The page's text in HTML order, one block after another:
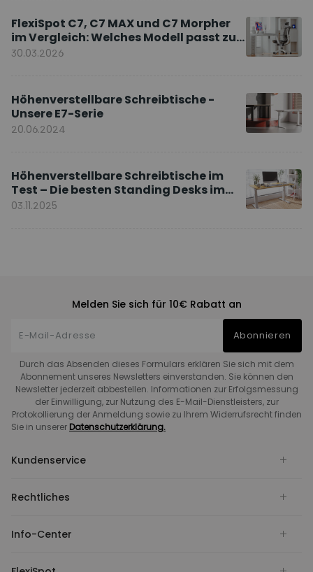
FlexiSpot C7, C7 MAX und C7 Morpher
im Vergleich: Welches Modell passt zu
Ihnen?
30.03.2026
Höhenverstellbare Schreibtische -
Unsere E7-Serie
20.06.2024
Höhenverstellbare Schreibtische im
Test – Die besten Standing Desks im
Vergleich
03.11.2025
Melden Sie sich für 10€ Rabatt an
Abonnieren
Durch das Absenden dieses Formulars erklären Sie sich mit dem
Abonnement unseres Newsletters einverstanden. Sie können den
Newsletter jederzeit abbestellen. Informationen zur Erfolgsmessung
der Einwilligung, zur Nutzung des E-Mail-Dienstleisters, zur
Protokollierung der Anmeldung sowie zu Ihrem Widerrufsrecht finden
Sie in unserer Datenschutzerklärung.
Kundenservice
Rechtliches
Info-Center